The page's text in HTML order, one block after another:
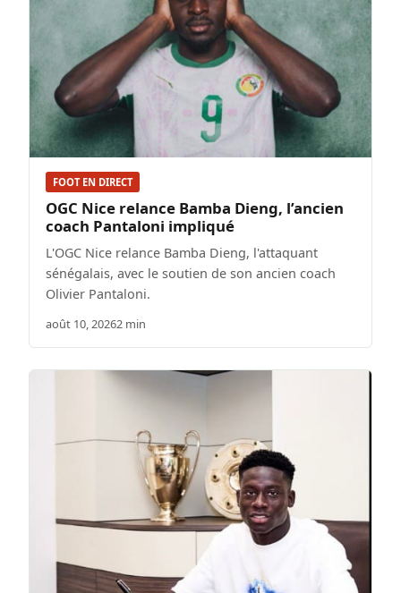
FOOT EN DIRECT
OGC Nice relance Bamba Dieng, l’ancien
coach Pantaloni impliqué
L'OGC Nice relance Bamba Dieng, l'attaquant
sénégalais, avec le soutien de son ancien coach
Olivier Pantaloni.
août 10, 20262 min